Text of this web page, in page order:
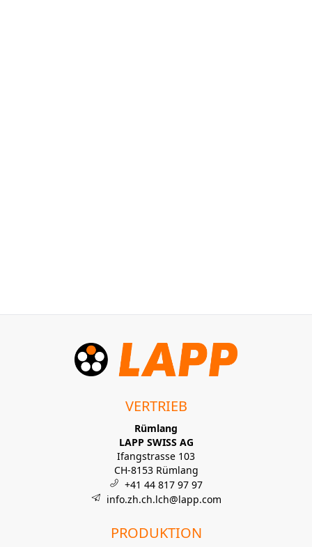
VERTRIEB
Rümlang
LAPP SWISS AG
Ifangstrasse 103
CH-8153 Rümlang
+41 44 817 97 97
info.zh.ch.lch@lapp.com
PRODUKTION